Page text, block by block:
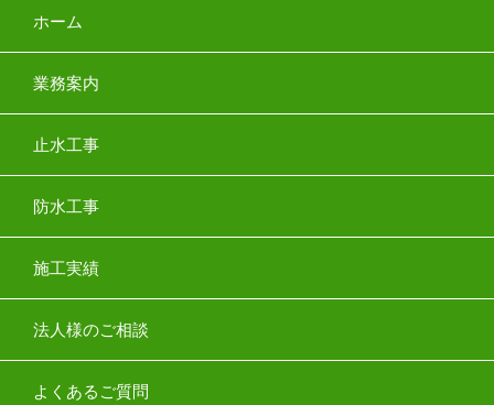
ホーム
業務案内
止水工事
防水工事
施工実績
法人様のご相談
よくあるご質問